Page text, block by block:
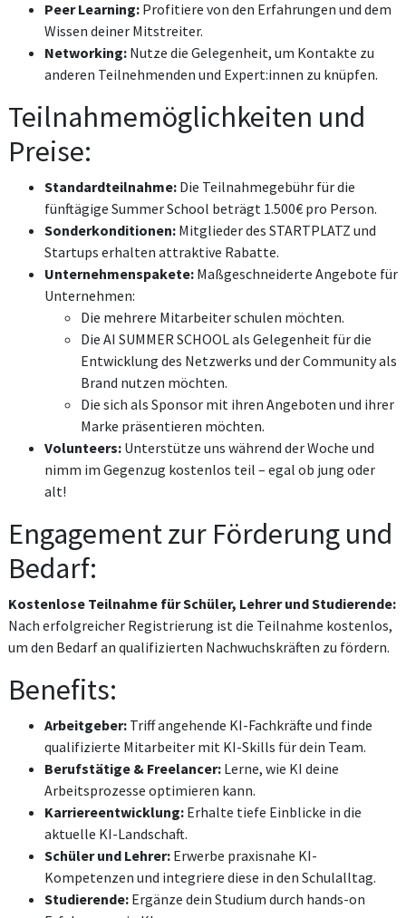
Peer Learning: Profitiere von den Erfahrungen und dem
Wissen deiner Mitstreiter.
Networking: Nutze die Gelegenheit, um Kontakte zu
anderen Teilnehmenden und Expert:innen zu knüpfen.
Teilnahmemöglichkeiten und
Preise:
Standardteilnahme: Die Teilnahmegebühr für die
fünftägige Summer School beträgt 1.500€ pro Person.
Sonderkonditionen: Mitglieder des STARTPLATZ und
Startups erhalten attraktive Rabatte.
Unternehmenspakete: Maßgeschneiderte Angebote für
Unternehmen:
Die mehrere Mitarbeiter schulen möchten.
Die AI SUMMER SCHOOL als Gelegenheit für die
Entwicklung des Netzwerks und der Community als
Brand nutzen möchten.
Die sich als Sponsor mit ihren Angeboten und ihrer
Marke präsentieren möchten.
Volunteers: Unterstütze uns während der Woche und
nimm im Gegenzug kostenlos teil – egal ob jung oder
alt!
Engagement zur Förderung und
Bedarf:
Kostenlose Teilnahme für Schüler, Lehrer und Studierende:
Nach erfolgreicher Registrierung ist die Teilnahme kostenlos,
um den Bedarf an qualifizierten Nachwuchskräften zu fördern.
Benefits:
Arbeitgeber: Triff angehende KI-Fachkräfte und finde
qualifizierte Mitarbeiter mit KI-Skills für dein Team.
Berufstätige & Freelancer: Lerne, wie KI deine
Arbeitsprozesse optimieren kann.
Karriereentwicklung: Erhalte tiefe Einblicke in die
aktuelle KI-Landschaft.
Schüler und Lehrer: Erwerbe praxisnahe KI-
Kompetenzen und integriere diese in den Schulalltag.
Studierende: Ergänze dein Studium durch hands-on